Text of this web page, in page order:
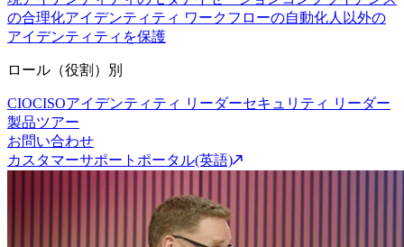
の合理化アイデンティティ ワークフローの自動化人以外の
アイデンティティを保護
ロール（役割）別
CIOCISOアイデンティティ リーダーセキュリティ リーダー
製品ツアー
お問い合わせ
カスタマーサポートポータル(英語)